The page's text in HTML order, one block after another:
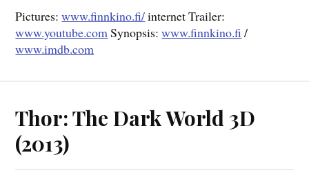
Pictures:www.finnkino.fi/internet Trailer:
www.youtube.comSynopsis:www.finnkino.fi /
www.imdb.com
Thor: The Dark World 3D
(2013)